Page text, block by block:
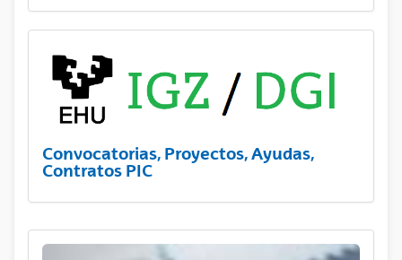
Convocatorias, Proyectos, Ayudas,
Contratos PIC